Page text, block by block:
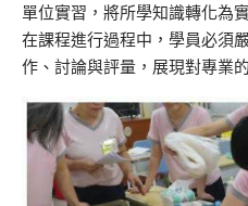
單位實習，將所學知識轉化為
在課程進行過程中，學員必須
作、討論與評量，展現對專業